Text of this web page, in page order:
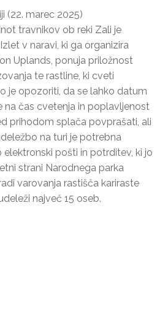
(22. marec 2025)
travnikov ob reki Zali je
v naravi, ki ga organizira
Uplands, ponuja priložnost
te rastline, ki cveti
je opozoriti, da se lahko datum
na čas cvetenja in poplavljenost
prihodom splača povprašati, ali
na turi je potrebna
pošti in potrditev, ki jo
strani Narodnega parka
varovanja rastišča kariraste
največ 15 oseb.